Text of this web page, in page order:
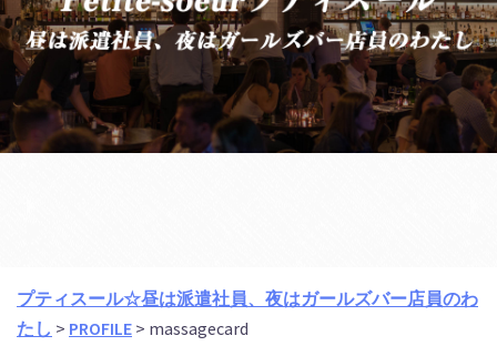
プティスール☆昼は派遣社員、夜はガールズバー店員のわ
たし > PROFILE > massagecard